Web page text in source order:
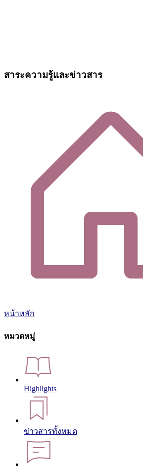
สาระความรู้และข่าวสาร
หน้าหลัก
หมวดหมู่
Highlights
ข่าวสารทั้งหมด